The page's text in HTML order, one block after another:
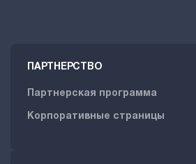
ПАРТНЕРСТВО
Партнерская программа
Корпоративные страницы